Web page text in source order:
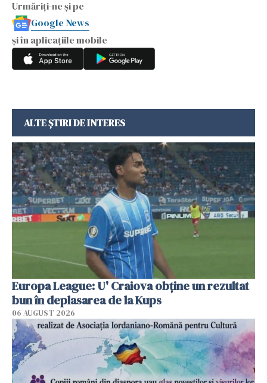
Urmăriți-ne și pe
Google News
și în aplicațiile mobile
ALTE ȘTIRI DE INTERES
Europa League: U' Craiova obține un rezultat
bun în deplasarea de la Kups
06 AUGUST 2026